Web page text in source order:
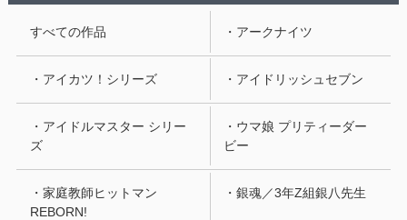
すべての作品 ・アークナイツ
・アイカツ！シリーズ ・アイドリッシュセブン
・アイドルマスター シリー
ズ
・ウマ娘 プリティーダー
ビー
・家庭教師ヒットマン
REBORN!
・銀魂／3年Z組銀八先生